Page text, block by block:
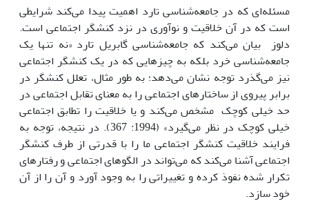
مسئله‌ای که در جامعه‌شناسی تارد اهمیت پیدا می‌کند شرایطی
است که در آن خلاقیت و نوآوری در نزد کنشگر اجتماعی است.
دلوز بیان می‌کند که جامعه‌شناسی گابریل تارد «نه تنها یک
جامعه‌شناسی خرد بلکه به چیزهایی که در یک کنشگر اجتماعی
نیز می‌گذرد توجه نشان می‌دهد؛ به طور مثال، تعلل کنشگر در
برابر پیروی از ساختارهای اجتماعی را به معنای تقابل اجتماعی در
حد خیلی کوچک مشخص می‌کند و یا خلاقیت را تطابق اجتماعی
خیلی کوچک در نظر می‌گیرد» (1994: 367). در نتیجه، توجه به
فرایند خلاقیت کنشگر اجتماعی ما را با قدرتی از طرف کنشگر
اجتماعی آشنا می‌کند که می‌تواند در الگوهای اجتماعی و رفتارهای
تکرار شده نفوذ کرده و تغییراتی را به وجود آورد و آن را از آن
خود سازد.